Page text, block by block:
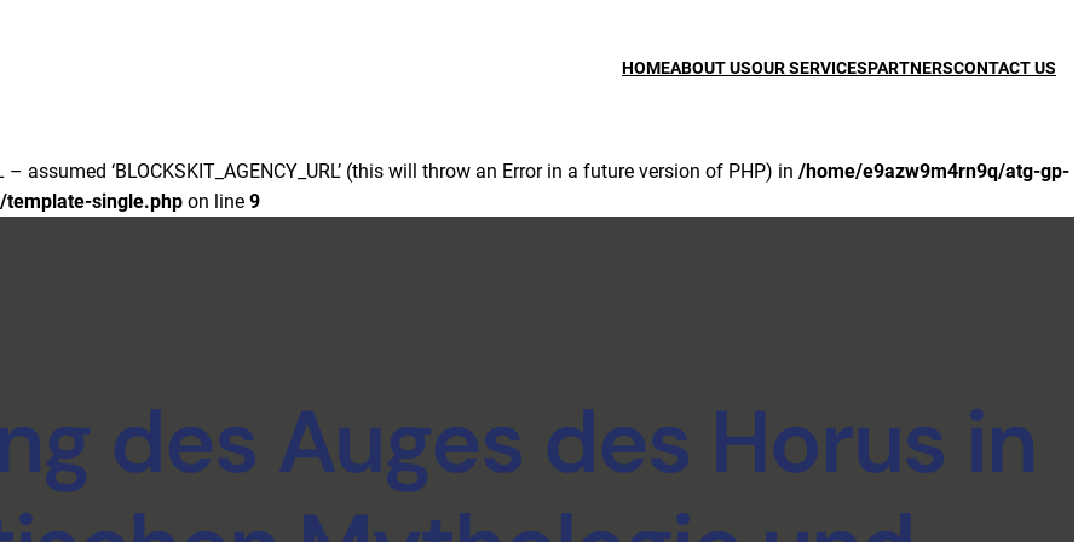
HOMEABOUT USOUR SERVICESPARTNERSCONTACT US
assumed ‘BLOCKSKIT_AGENCY_URL’ (this will throw an Error in a future version of PHP) in /home/e9azw9m4rn9q/atg-gp-
single.php on line 9
des Auges des Horus in